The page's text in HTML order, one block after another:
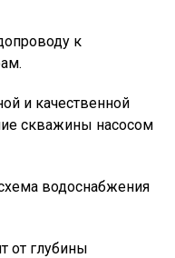
к
и качественной
скважины насосом
водоснабжения
от глубины